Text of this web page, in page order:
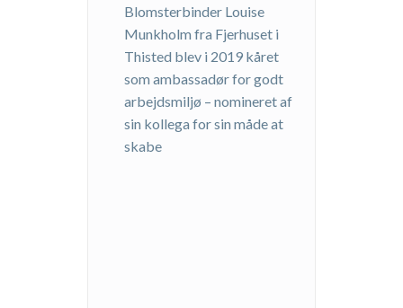
Blomsterbinder Louise
Munkholm fra Fjerhuset i
Thisted blev i 2019 kåret
som ambassadør for godt
arbejdsmiljø – nomineret af
sin kollega for sin måde at
skabe